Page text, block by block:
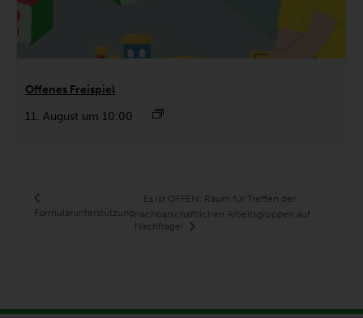
Offenes Freispiel
11. August um 10:00
Formularunterstützung
Es ist OFFEN: Raum für Treffen der
nachbarschaftlichen Arbeitsgruppen auf
Nachfrage!